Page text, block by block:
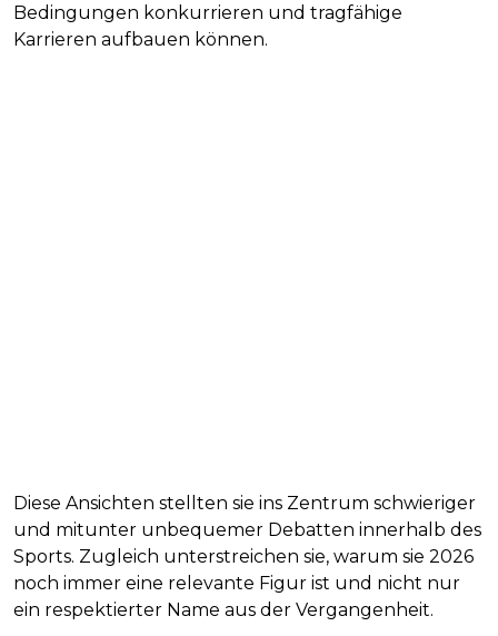
Bedingungen konkurrieren und tragfähige
Karrieren aufbauen können.
Diese Ansichten stellten sie ins Zentrum schwieriger
und mitunter unbequemer Debatten innerhalb des
Sports. Zugleich unterstreichen sie, warum sie 2026
noch immer eine relevante Figur ist und nicht nur
ein respektierter Name aus der Vergangenheit.